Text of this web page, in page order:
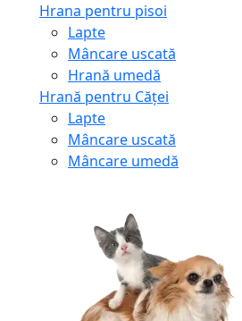
Hrana pentru pisoi
Lapte
Mâncare uscată
Hrană umedă
Hrană pentru Căței
Lapte
Mâncare uscată
Mâncare umedă